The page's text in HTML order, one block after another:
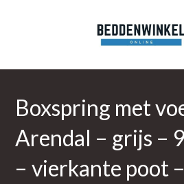
Boxspring met
Arendal – grijs –
– vierkante poot